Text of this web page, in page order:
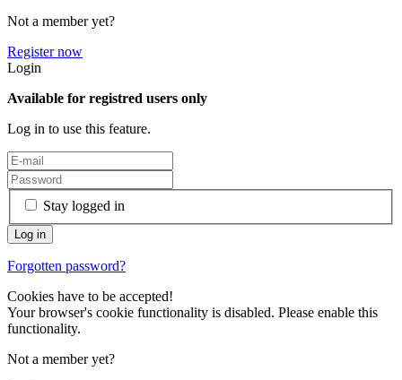
Not a member yet?
Register now
Login
Available for registred users only
Log in to use this feature.
Stay logged in
Forgotten password?
Cookies have to be accepted!
Your browser's cookie functionality is disabled. Please enable this
functionality.
Not a member yet?